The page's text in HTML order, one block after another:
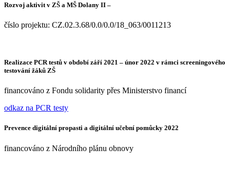
Rozvoj aktivit v ZŠ a MŠ Dolany II –
číslo projektu: CZ.02.3.68/0.0/0.0/18_063/0011213
Realizace PCR testů v období září 2021 – únor 2022 v rámci screeningového
testování žáků ZŠ
financováno z Fondu solidarity přes Ministerstvo financí
odkaz na PCR testy
Prevence digitální propasti a digitální učební pomůcky 2022
financováno z Národního plánu obnovy